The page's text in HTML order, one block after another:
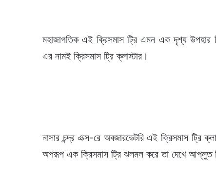
মহাজাগতিক এই ক্রিসমাস ট্রি এমন এক দৃশ্য উপহার
এর নামই ক্রিসমাস ট্রি ক্লাস্টার।
নাসার চন্দ্র এক্স-রে অবজারভেটরি এই ক্রিসমাস ট্রি
অপরূপ এক ক্রিসমাস ট্রি ঝলমল করে তা দেখে আপ্লুত